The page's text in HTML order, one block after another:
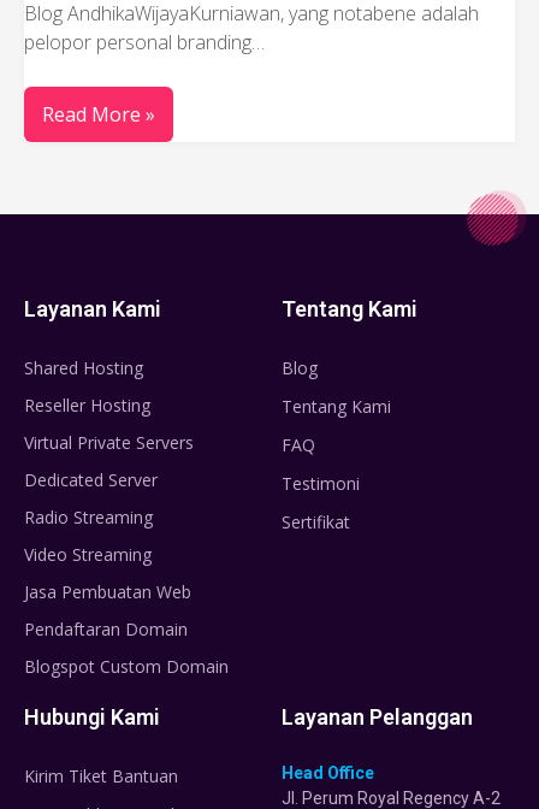
Blog AndhikaWijayaKurniawan, yang notabene adalah
pelopor personal branding…
Read More »
Layanan Kami
Shared Hosting
Reseller Hosting
Virtual Private Servers
Dedicated Server
Radio Streaming
Video Streaming
Jasa Pembuatan Web
Pendaftaran Domain
Blogspot Custom Domain
Tentang Kami
Blog
Tentang Kami
FAQ
Testimoni
Sertifikat
Hubungi Kami
Kirim Tiket Bantuan
Layanan Pelanggan
Head Office
Jl. Perum Royal Regency A-2